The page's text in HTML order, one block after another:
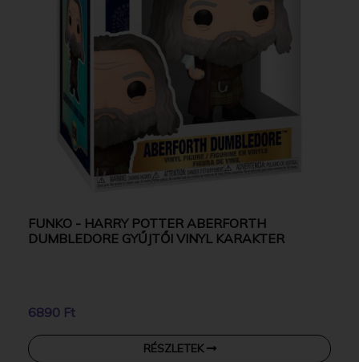
FUNKO - HARRY POTTER ABERFORTH
DUMBLEDORE GYŰJTŐI VINYL KARAKTER
6890 Ft
RÉSZLETEK